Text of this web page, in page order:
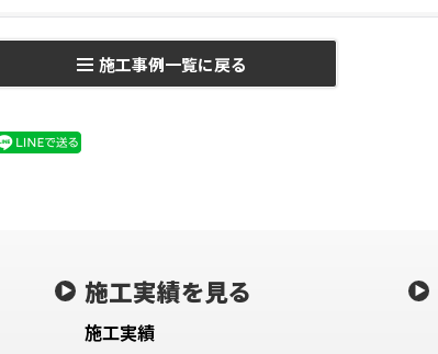
施工事例一覧に戻る
施工実績を見る
施工実績